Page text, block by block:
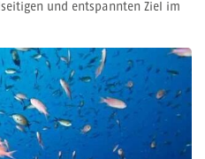
und entspannten Ziel im